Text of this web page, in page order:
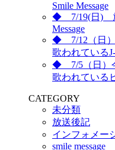
Smile Message
◆ 7/19(日) 放
Message
◆ 7/12（日）
歌われている
◆ 7/5（日）
歌われている
CATEGORY
未分類
放送後記
インフォメー
smile message